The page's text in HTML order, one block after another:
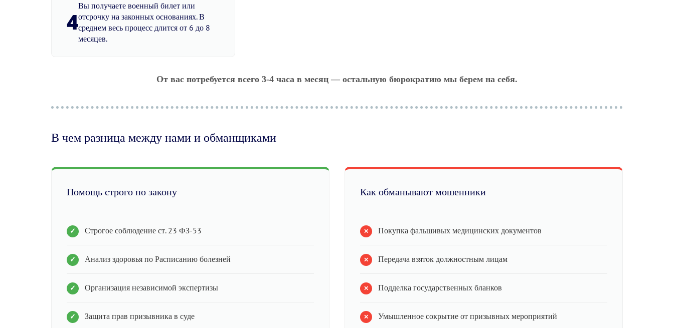
4
Вы получаете военный билет или
отсрочку на законных основаниях. В
среднем весь процесс длится от 6 до 8
месяцев.
От вас потребуется всего 3-4 часа в месяц — остальную бюрократию мы берем на себя.
В чем разница между нами и обманщиками
Помощь строго по закону
Строгое соблюдение ст. 23 ФЗ-53
Анализ здоровья по Расписанию болезней
Организация независимой экспертизы
Защита прав призывника в суде
Как обманывают мошенники
Покупка фальшивых медицинских документов
Передача взяток должностным лицам
Подделка государственных бланков
Умышленное сокрытие от призывных мероприятий